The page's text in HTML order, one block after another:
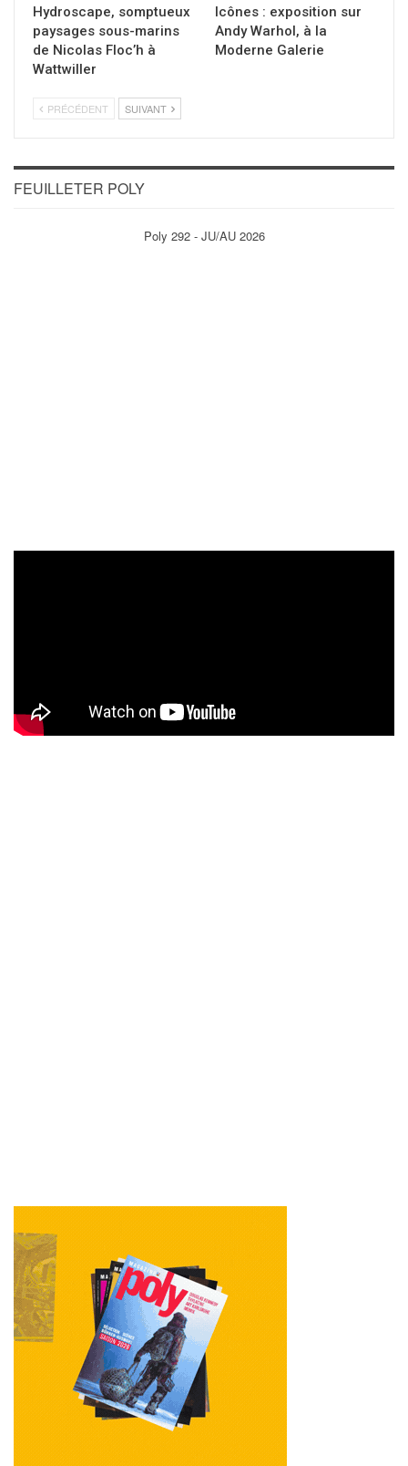
Hydroscape, somptueux
paysages sous-marins
de Nicolas Floc’h à
Wattwiller
Icônes : exposition sur
Andy Warhol, à la
Moderne Galerie
PRÉCÉDENT SUIVANT
FEUILLETER POLY
Poly 292 - JU/AU 2026